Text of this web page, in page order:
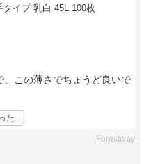
タイプ 乳白 45L 100枚
この薄さでちょうど良いで
た
Forestway